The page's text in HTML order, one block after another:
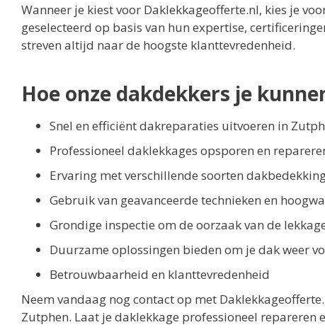
Wanneer je kiest voor Daklekkageofferte.nl, kies je
geselecteerd op basis van hun expertise,
streven altijd naar de hoogste klanttevredenheid.
Hoe onze dakdekkers je
Snel en efficiënt dakreparaties uitvoeren in
Professioneel daklekkages opsporen en
Ervaring met verschillende soorten
Gebruik van geavanceerde technieken en
Grondige inspectie om de oorzaak van de
Duurzame oplossingen bieden om je dak weer
Betrouwbaarheid en klanttevredenheid
Neem vandaag nog contact op met
Zutphen. Laat je daklekkage professioneel repareren